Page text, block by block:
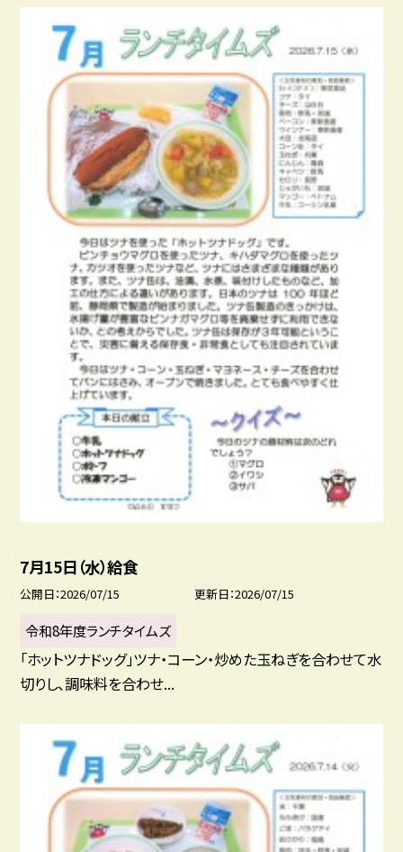
7月15日（水）給食
公開日 2026/07/15 更新日 2026/07/15
令和8年度ランチタイムズ
「ホットツナドッグ」ツナ・コーン・炒めた玉ねぎを合わせて水
切りし、調味料を合わせ...